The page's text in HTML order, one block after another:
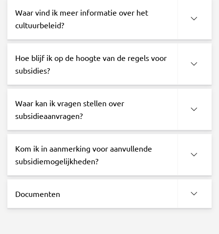
Waar vind ik meer informatie over het
cultuurbeleid?
Hoe blijf ik op de hoogte van de regels voor
subsidies?
Waar kan ik vragen stellen over
subsidieaanvragen?
Kom ik in aanmerking voor aanvullende
subsidiemogelijkheden?
Documenten